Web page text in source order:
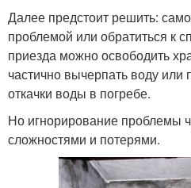
Далее предстоит решить:
проблемой или обратиться к
приезда можно освободить
частично вычерпать воду или
откачки воды в погребе.
Но игнорирование проблемы
сложностями и потерями.